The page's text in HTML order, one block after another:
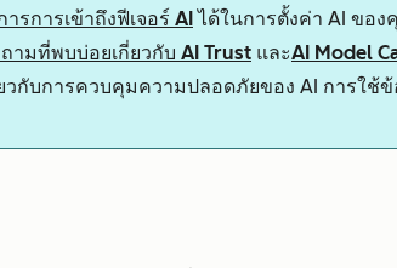
ารการเข้าถึงฟีเจอร์ AIได้ในการตั้งค่า AI ขอ
ามที่พบบ่อยเกี่ยวกับ AI Trust และAI Model
วกับการควบคุมความปลอดภัยของ AI การใช้